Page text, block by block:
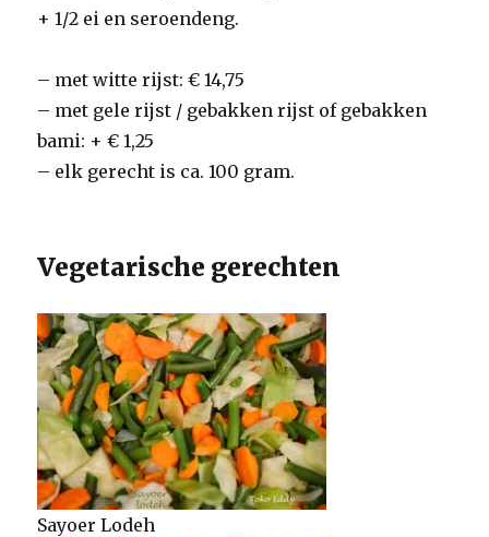
+ 1/2 ei en seroendeng.
– met witte rijst: € 14,75
– met gele rijst / gebakken rijst of gebakken
bami: + € 1,25
– elk gerecht is ca. 100 gram.
Vegetarische gerechten
Sayoer Lodeh